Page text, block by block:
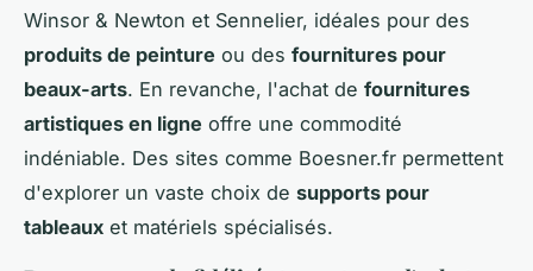
Winsor & Newton et Sennelier, idéales pour des
produits de peinture ou des fournitures pour
beaux-arts. En revanche, l'achat de fournitures
artistiques en ligne offre une commodité
indéniable. Des sites comme Boesner.fr permettent
d'explorer un vaste choix de supports pour
tableaux et matériels spécialisés.